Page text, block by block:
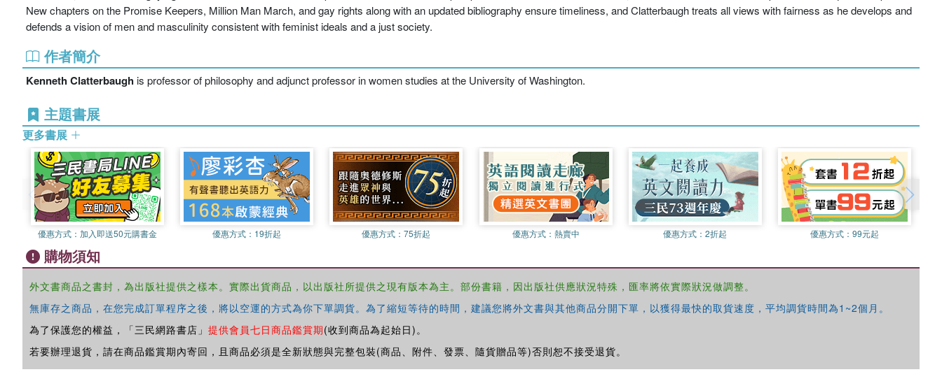
New chapters on the Promise Keepers, Million Man March, and gay rights along with an updated bibliography ensure timeliness, and Clatterbaugh treats all views with fairness as he develops and
defends a vision of men and masculinity consistent with feminist ideals and a just society.
作者簡介
Kenneth Clatterbaughis professor of philosophy and adjunct professor in women studies at the University of Washington.
主題書展
更多書展
優惠方式： 加入即送50元購書金 優惠方式： 19折起 優惠方式：75折起 優惠方式： 熱賣中 優惠方式：2折起 優惠方式：99元起
購物須知
外文書商品之書封，為出版社提供之樣本。實際出貨商品，以出版社所提供之現有版本為主。部份書籍，因出版社供應狀況特殊，匯率將依實際狀況做調整。
無庫存之商品，在您完成訂單程序之後，將以空運的方式為你下單調貨。為了縮短等待的時間，建議您將外文書與其他商品分開下單，以獲得最快的取貨速度，平均調貨時間為1~2個月。
為了保護您的權益，「三民網路書店」 提供會員七日商品鑑賞期(收到商品為起始日)。
若要辦理退貨，請在商品鑑賞期內寄回，且商品必須是全新狀態與完整包裝(商品、附件、發票、隨貨贈品等)否則恕不接受退貨。